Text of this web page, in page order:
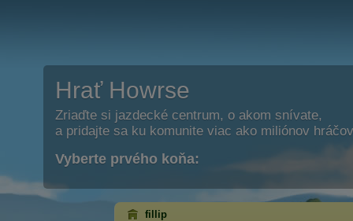
Hrať Howrse
Zriaďte si jazdecké centrum, o akom snívate,
a pridajte sa ku komunite viac ako miliónov
Vyberte prvého koňa:
fillip